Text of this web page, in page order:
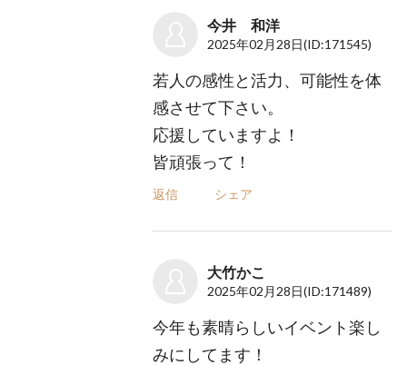
今井 和洋
2025年02月28日(ID:171545)
若人の感性と活力、可能性を体
感させて下さい。
応援していますよ！
皆頑張って！
返信 シェア
大竹かこ
2025年02月28日(ID:171489)
今年も素晴らしいイベント楽し
みにしてます！